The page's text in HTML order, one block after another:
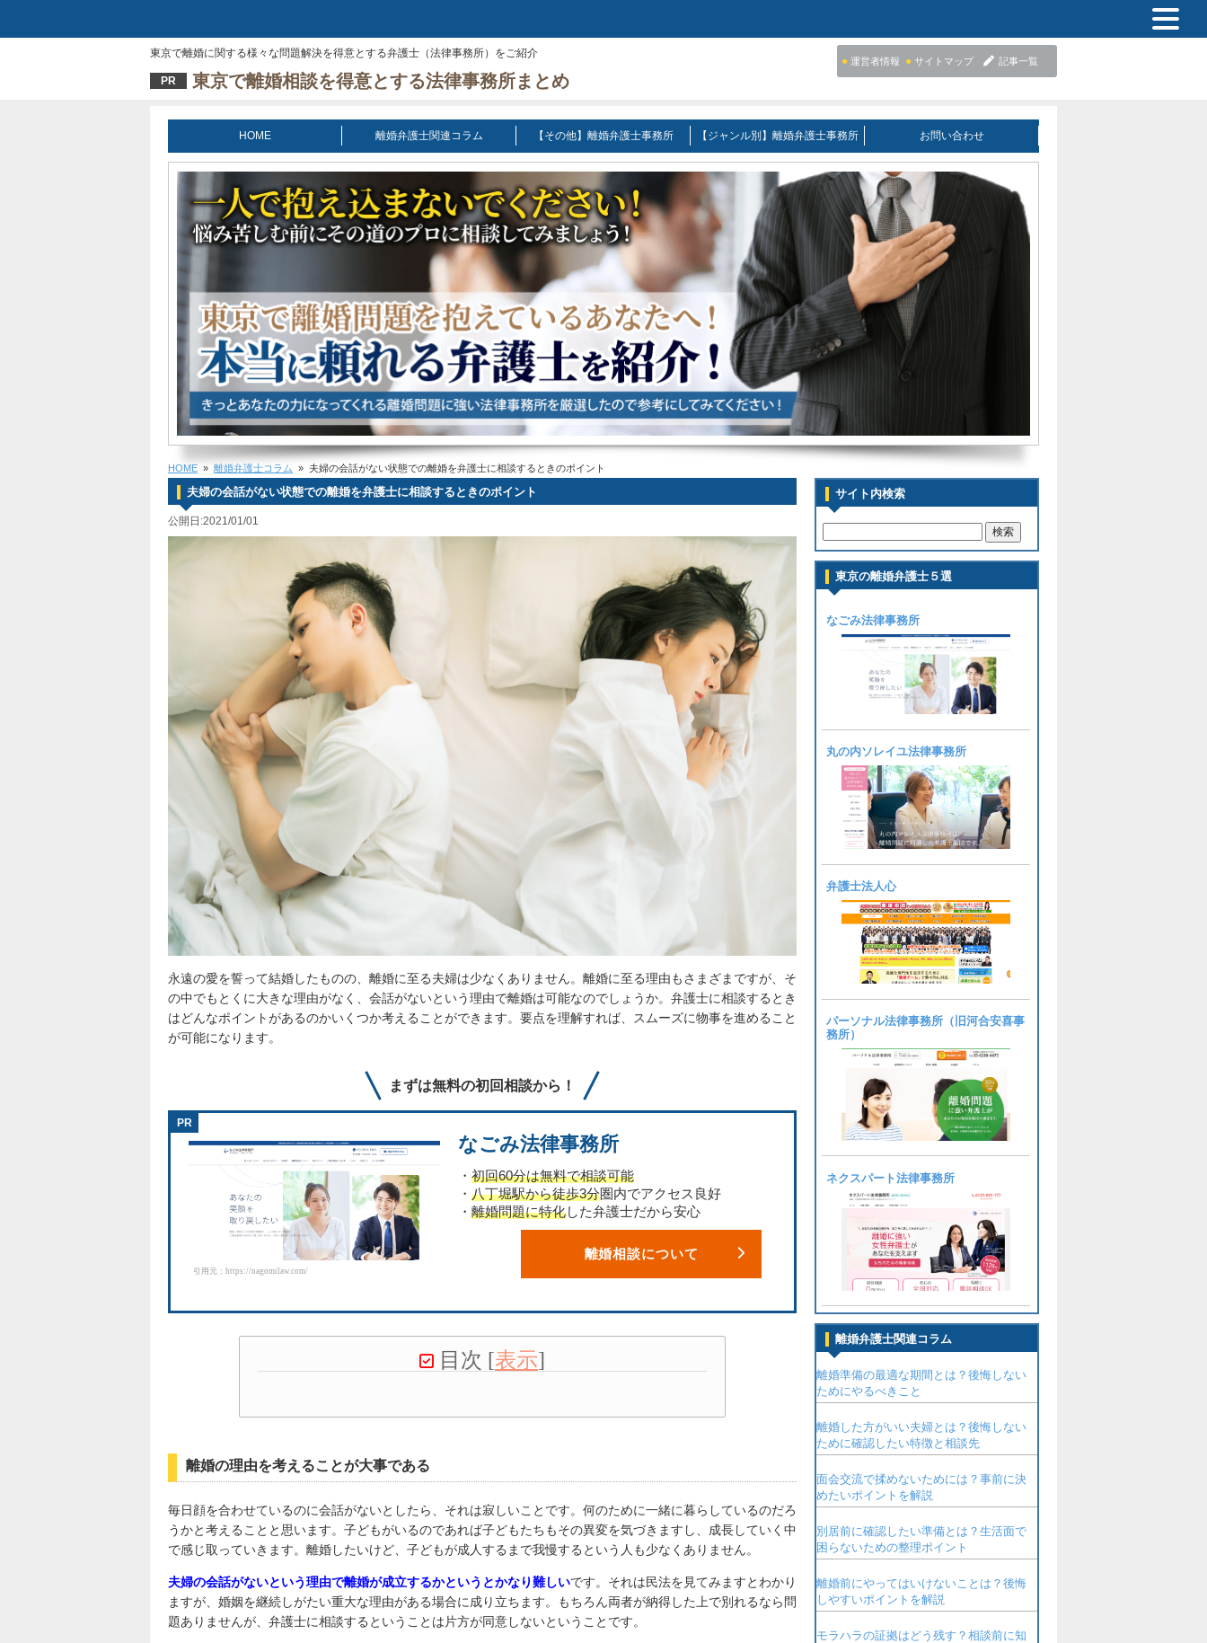
東京で離婚に関する様々な問題解決を得意とする弁護士（法律事務所）をご紹介
PR 東京で離婚相談を得意とする法律事務所まとめ
● 運営者情報 ● サイトマップ 記事一覧
HOME 離婚弁護士関連コラム 【その他】離婚弁護士事務所 【ジャンル別】離婚弁護士事務所 お問い合わせ
HOME » 離婚弁護士コラム » 夫婦の会話がない状態での離婚を弁護士に相談するときのポイント
夫婦の会話がない状態での離婚を弁護士に相談するときのポイント
公開日:2021/01/01
永遠の愛を誓って結婚したものの、離婚に至る夫婦は少なくありません。離婚に至る理由もさまざまですが、そ
の中でもとくに大きな理由がなく、会話がないという理由で離婚は可能なのでしょうか。弁護士に相談するとき
はどんなポイントがあるのかいくつか考えることができます。要点を理解すれば、スムーズに物事を進めること
が可能になります。
まずは無料の初回相談から！
引用元：https://nagomilaw.com/
なごみ法律事務所
・ 初回60分は無料で相談可能
・ 八丁堀駅から徒歩3分圏内でアクセス良好
・ 離婚問題に特化した弁護士だから安心
離婚相談について
目次 [表示]
離婚の理由を考えることが大事である
毎日顔を合わせているのに会話がないとしたら、それは寂しいことです。何のために一緒に暮らしているのだろ
うかと考えることと思います。子どもがいるのであれば子どもたちもその異変を気づきますし、成長していく中
で感じ取っていきます。離婚したいけど、子どもが成人するまで我慢するという人も少なくありません。
夫婦の会話がないという理由で離婚が成立するかというとかなり難しいです。それは民法を見てみますとわかり
ますが、婚姻を継続しがたい重大な理由がある場合に成り立ちます。もちろん両者が納得した上で別れるなら問
題ありませんが、弁護士に相談するということは片方が同意しないということです。
サイト内検索
東京の離婚弁護士５選
なごみ法律事務所
丸の内ソレイユ法律事務所
弁護士法人心
パーソナル法律事務所（旧河合安喜事
務所）
ネクスパート法律事務所
離婚弁護士関連コラム
離婚準備の最適な期間とは？後悔しない
ためにやるべきこと
離婚した方がいい夫婦とは？後悔しない
ために確認したい特徴と相談先
面会交流で揉めないためには？事前に決
めたいポイントを解説
別居前に確認したい準備とは？生活面で
困らないための整理ポイント
離婚前にやってはいけないことは？後悔
しやすいポイントを解説
モラハラの証拠はどう残す？相談前に知